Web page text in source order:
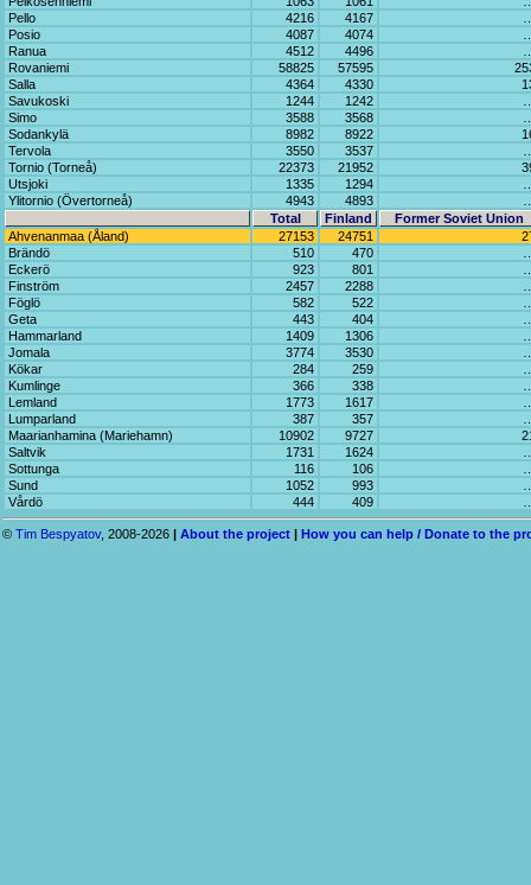
Pello
4216 4167
Posio
4087 4074
Ranua
4512 4496
Rovaniemi
58825 57595
Salla
4364 4330
Savukoski
1244 1242
Simo
3588 3568
Sodankylä
8982 8922
Tervola
3550 3537
Tornio (Torneå)
22373 21952
Utsjoki
1335 1294
Ylitornio (Övertorneå)
4943 4893
Total
Finland
Former Soviet Union
Ahvenanmaa (Åland)
27153 24751
Brändö
510 470
Eckerö
923 801
Finström
2457 2288
Föglö
582 522
Geta
443 404
Hammarland
1409 1306
Jomala
3774 3530
Kökar
284 259
Kumlinge
366 338
Lemland
1773 1617
Lumparland
387 357
Maarianhamina (Mariehamn)
10902 9727
Saltvik
1731 1624
Sottunga
116 106
Sund
1052 993
Vårdö
444 409
© Tim Bespyatov, 2008-2026 | About the project | How you can help / Donate to the